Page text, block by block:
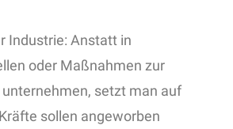
Industrie: Anstatt in
oder Maßnahmen zur
setzt man auf
sollen angeworben